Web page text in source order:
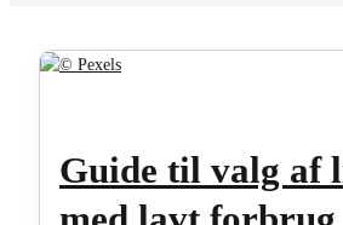
Guide til valg af